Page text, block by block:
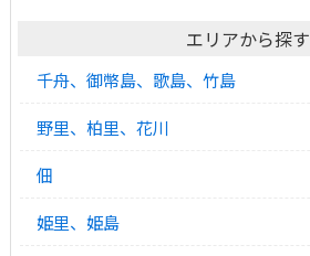
エリアから探す
千舟、御幣島、歌島、竹島
野里、柏里、花川
佃
姫里、姫島